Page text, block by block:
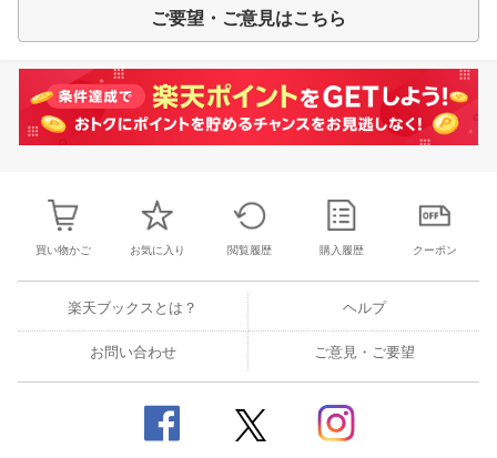
ご要望・ご意見はこちら
買い物かご お気に入り 閲覧履歴 購入履歴 クーポン
楽天ブックスとは？ ヘルプ
お問い合わせ ご意見・ご要望